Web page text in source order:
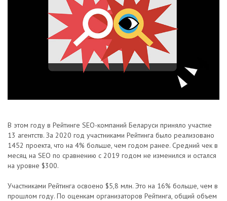
В этом году в Рейтинге SEO-компаний Беларуси приняло участие
13 агентств. За 2020 год участниками Рейтинга было реализовано
1452 проекта, что на 4% больше, чем годом ранее. Средний чек в
месяц на SEO по сравнению с 2019 годом не изменился и остался
на уровне $300.
Участниками Рейтинга освоено $5,8 млн. Это на 16% больше, чем в
прошлом году. По оценкам организаторов Рейтинга, общий объем